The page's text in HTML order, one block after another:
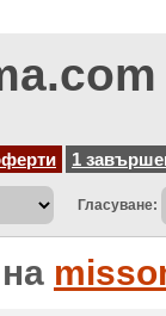
1
Гласуване: